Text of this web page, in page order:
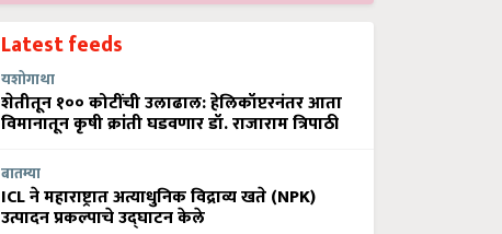
Latest feeds
यशोगाथा
शेतीतून १०० कोटींची उलाढाल: हेलिकॉप्टरनंतर आता
विमानातून कृषी क्रांती घडवणार डॉ. राजाराम त्रिपाठी
बातम्या
ICL ने महाराष्ट्रात अत्याधुनिक विद्राव्य खते (NPK)
उत्पादन प्रकल्पाचे उद्घाटन केले